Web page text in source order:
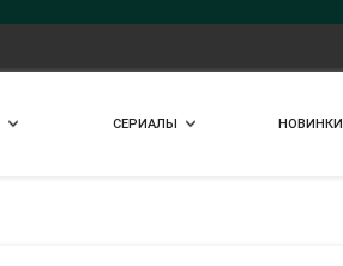
СЕРИАЛЫ НОВИНКИ